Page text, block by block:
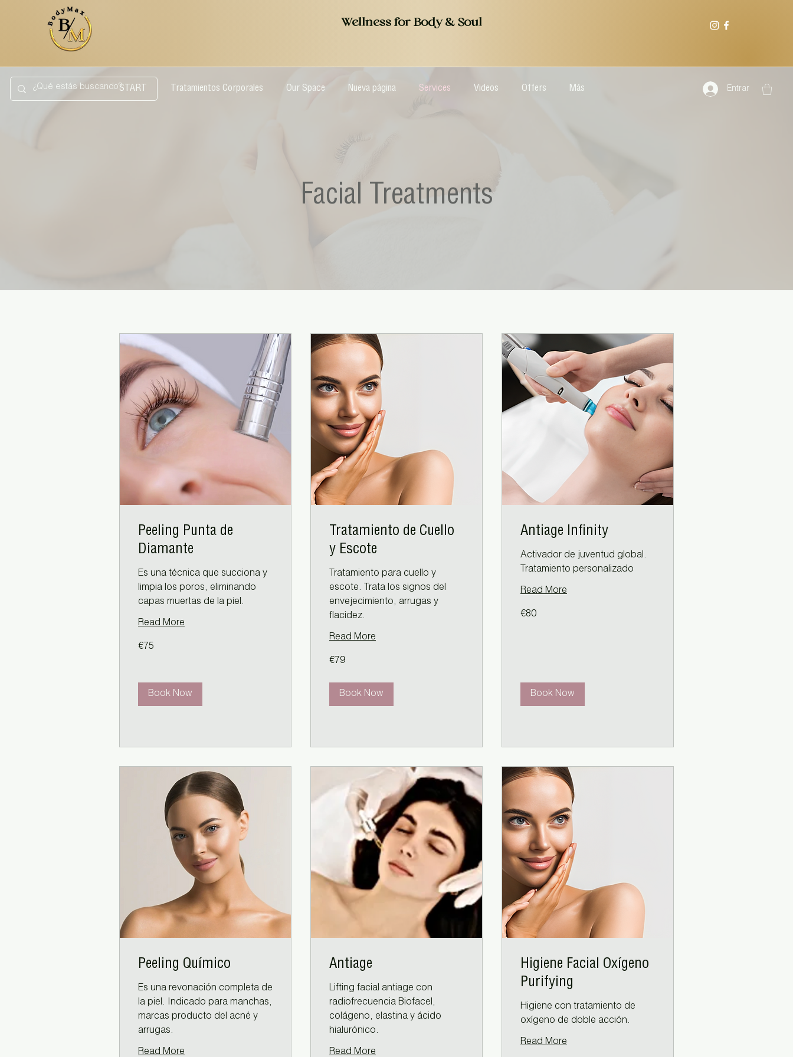
Wellness for Body & Soul
START Tratamientos Corporales Our Space Nueva página Services Videos Offers Más Entrar
Facial Treatments
Peeling Punta de
Diamante
Es una técnica que succiona y
limpia los poros, eliminando
capas muertas de la piel.
Read More
75
euros
€75
Book Now
Tratamiento de Cuello
y Escote
Tratamiento para cuello y
escote. Trata los signos del
envejecimiento, arrugas y
flacidez.
Read More
79
euros
€79
Book Now
Antiage Infinity
Activador de juventud global.
Tratamiento personalizado
Read More
80
euros
€80
Book Now
Peeling Químico
Es una revonación completa de
la piel. Indicado para manchas,
marcas producto del acné y
arrugas.
Read More
Antiage
Lifting facial antiage con
radiofrecuencia Biofacel,
colágeno, elastina y ácido
hialurónico.
Read More
Higiene Facial Oxígeno
Purifying
Higiene con tratamiento de
oxígeno de doble acción.
Read More